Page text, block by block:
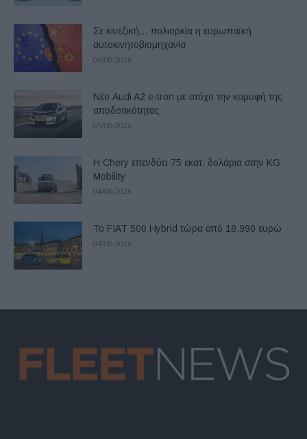
Σε κινεζική… πολιορκία η ευρωπαϊκή
αυτοκινητοβιομηχανία
06/08/2026
Νέο Audi A2 e-tron με στόχο την κορυφή της
αποδοτικότητας
05/08/2026
Η Chery επενδύει 75 εκατ. δολάρια στην KG
Mobility
04/08/2026
Το FIAT 500 Hybrid τώρα από 18.990 ευρώ
04/08/2026